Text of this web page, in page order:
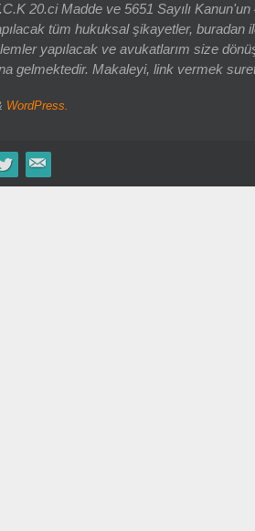
20.ci Madde ve 5651 Sayılı
tüm hukuksal şikayetler,
yapılacak ve avukatlarım size
gelmektedir. Makaleyi, link vermek
WordPress.